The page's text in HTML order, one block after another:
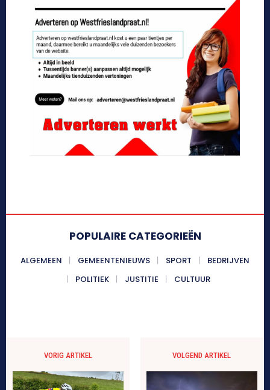
POPULAIRE CATEGORIEËN
ALGEMEEN GEMEENTENIEUWS SPORT
BEDRIJVEN
POLITIEK
JUSTITIE CULTUUR
VORIG ARTIKEL VOLGEND ARTIKEL